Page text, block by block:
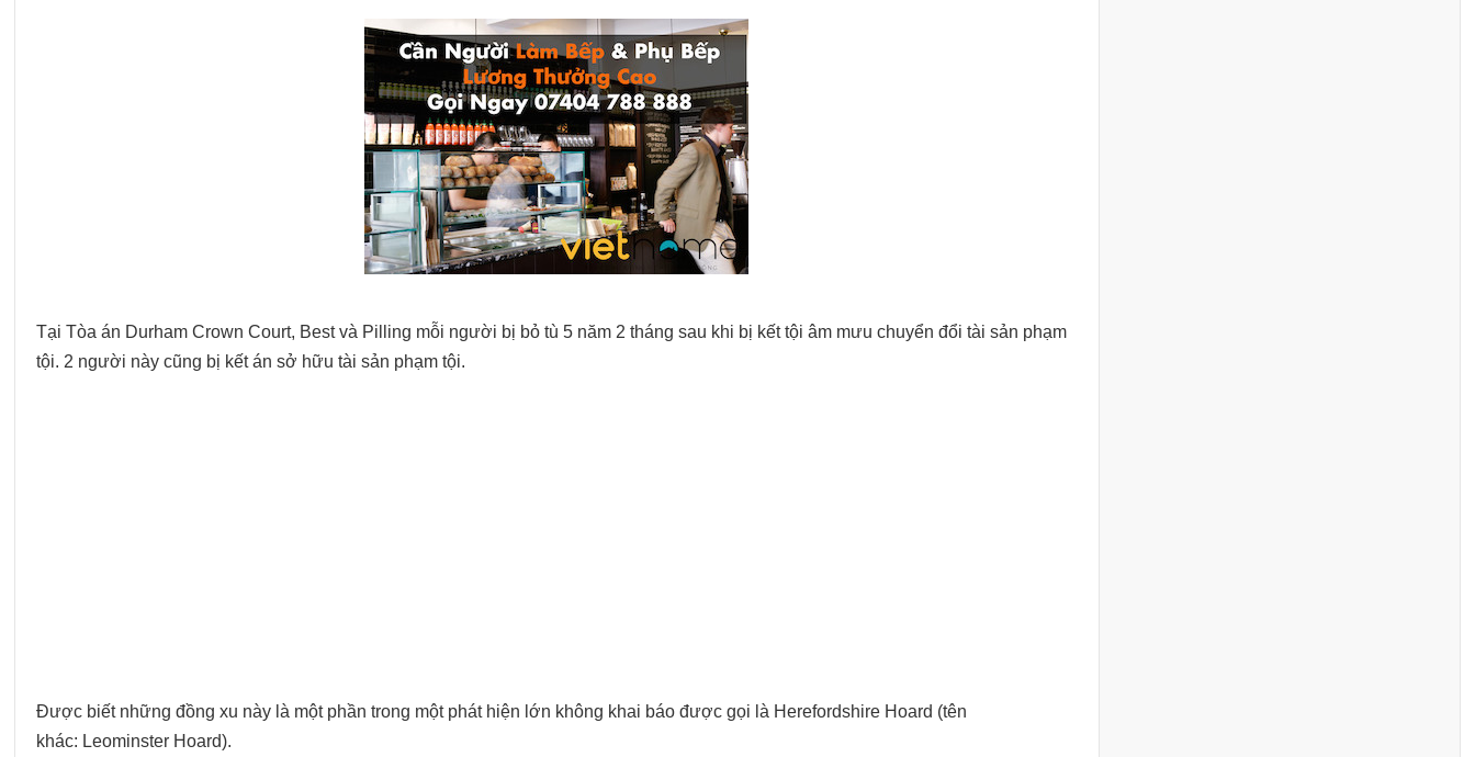
Tại Tòa án Durham Crown Court, Best và Pilling mỗi người bị bỏ tù 5 năm 2 tháng sau khi bị kết tội âm mưu chuyển đổi tài sản phạm
tội. 2 người này cũng bị kết án sở hữu tài sản phạm tội.
Được biết những đồng xu này là một phần trong một phát hiện lớn không khai báo được gọi là Herefordshire Hoard (tên
khác: Leominster Hoard).